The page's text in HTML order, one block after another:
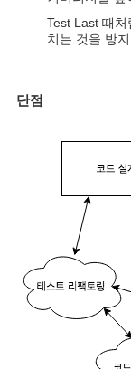
Test Last 때
치는 것을 방
단점